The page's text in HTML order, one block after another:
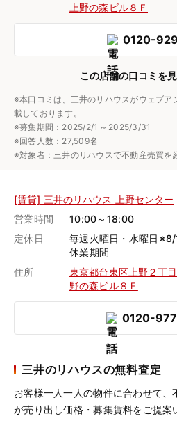
上野の森ビル８Ｆ
0120-
この店舗の口コミを見
※本口コミは、三井のリハウスがウェブア
載しております。
※募集期間：2025/2/1 ~ 2025/3/31
※回答人数：27,509名
※対象者：三井のリハウスで不動産売買を
[賃貸] 三井のリハウス 上野センター
営業時間
10:00～18:00
定休日
毎週火曜日・水曜日
休業期間
住所
東京都台東区上野２丁
野の森ビル８Ｆ
0120-
三井のリハウスの無料査定
お客様一人一人の物件に合わせて、
が売り出し価格・募集賃料をご提案